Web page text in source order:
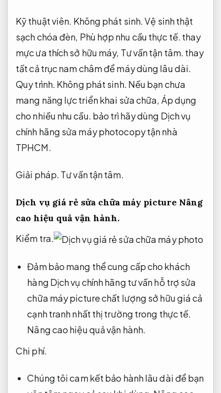
Kỹ thuật viên. Không phát sinh.Vệ sinh thật
sạch chóa đèn, Phù hợp nhu cầu thực tế. thay
mực ưa thích sở hữu máy, Tư vấn tận tâm. thay
tất cả trục nam châm để máy dùng lâu dài.
Quy trình. Không phát sinh. Nếu bạn chưa
mang năng lực triển khai sửa chữa, Áp dụng
cho nhiều nhu cầu. bảo trì hãy dùng Dịch vụ
chính hãng sửa máy photocopy tận nhà
TPHCM.
Giải pháp. Tư vấn tận tâm.
Dịch vụ giá rẻ sửa chữa máy picture Nâng
cao hiệu quả vận hành.
Kiểm tra.
Đảm bảo mang thể cung cấp cho khách
hàng Dịch vụ chính hãng tư vấn hỗ trợ sửa
chữa máy picture chất lượng sở hữu giá cả
cạnh tranh nhất thị trường trong thực tế.
Nâng cao hiệu quả vận hành.
Chi phí.
Chúng tôi cam kết bảo hành lâu dài để bạn